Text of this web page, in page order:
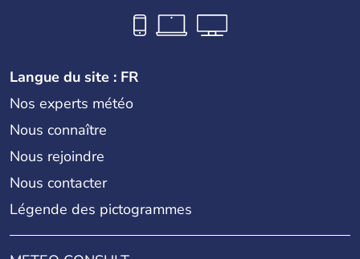
Langue du site : FR
Nos experts météo
Nous connaître
Nous rejoindre
Nous contacter
Légende des pictogrammes